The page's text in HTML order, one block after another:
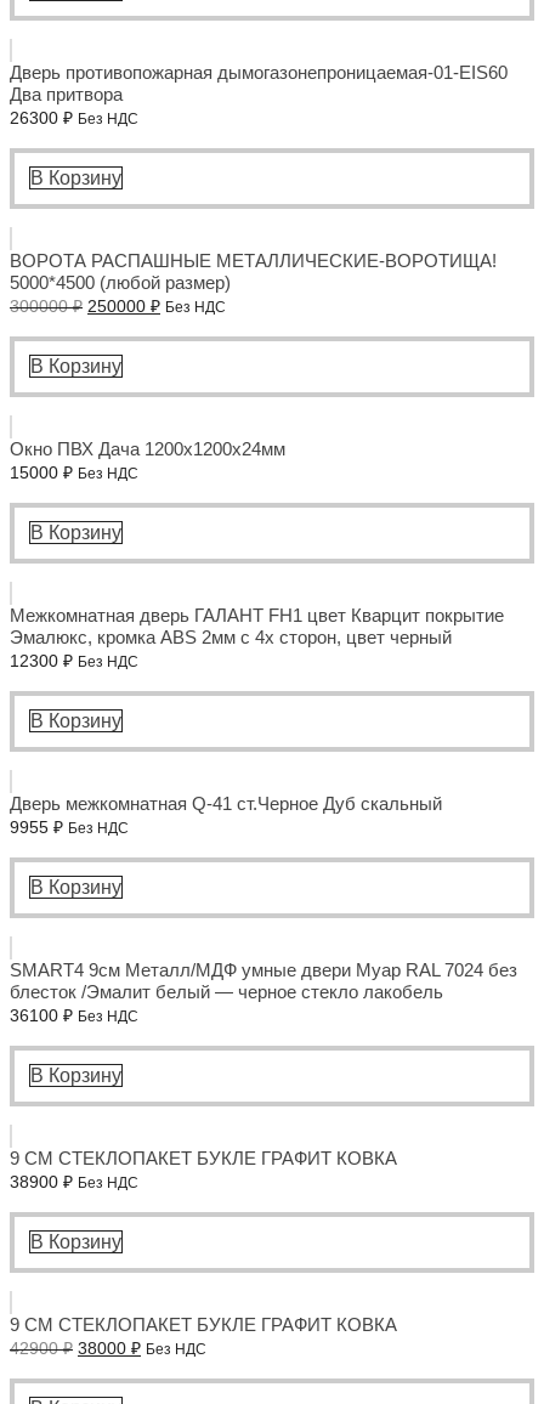
Дверь противопожарная дымогазонепроницаемая-01-EIS60
Два притвора
26300 ₽ Без НДС
В Корзину
ВОРОТА РАСПАШНЫЕ МЕТАЛЛИЧЕСКИЕ-ВОРОТИЩА!
5000*4500 (любой размер)
300000₽ Первоначальная
составляла
300000 ₽.
250000 ₽Текущая
250000 ₽.
Без НДС
В Корзину
Окно ПВХ Дача 1200x1200x24мм
15000 ₽ Без НДС
В Корзину
Межкомнатная дверь ГАЛАНТ FH1 цвет Кварцит покрытие
Эмалюкс, кромка ABS 2мм с 4х сторон, цвет черный
12300 ₽ Без НДС
В Корзину
Дверь межкомнатная Q-41 ст.Черное Дуб скальный
9955 ₽ Без НДС
В Корзину
SMART4 9см Металл/МДФ умные двери Муар RAL 7024 без
блесток /Эмалит белый — черное стекло лакобель
36100 ₽ Без НДС
В Корзину
9 СМ СТЕКЛОПАКЕТ БУКЛЕ ГРАФИТ КОВКА
38900 ₽ Без НДС
В Корзину
9 СМ СТЕКЛОПАКЕТ БУКЛЕ ГРАФИТ КОВКА
42900₽ Первоначальная
составляла
38000 ₽Текущая
38000 ₽.
Без НДС